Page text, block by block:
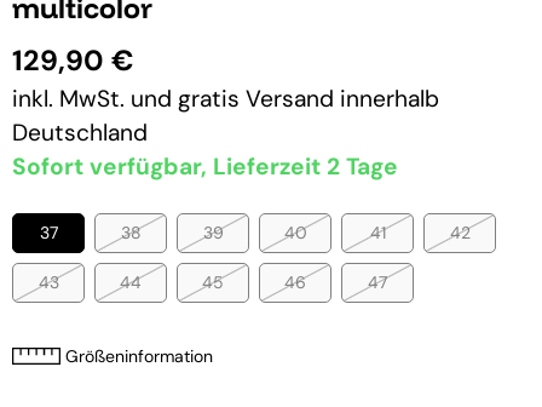
multicolor
129,90 €
inkl. MwSt. und gratis Versand innerhalb
Deutschland
Sofort verfügbar, Lieferzeit 2 Tage
37 38 39 40 41 42
43 44 45 46 47
Größeninformation